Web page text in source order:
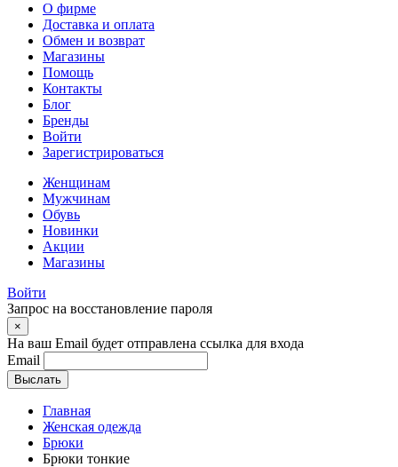
О фирме
Доставка и оплата
Обмен и возврат
Магазины
Помощь
Контакты
Блог
Бренды
Войти
Зарегистрироваться
Женщинам
Мужчинам
Обувь
Новинки
Акции
Магазины
Войти
Запрос на восстановление пароля
×
На ваш Email будет отправлена ссылка для входа
Email
Выслать
Главная
Женская одежда
Брюки
Брюки тонкие